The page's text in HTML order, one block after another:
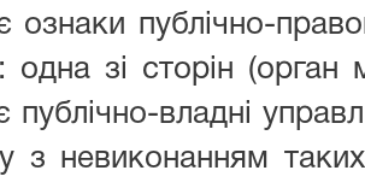
ознаки публічно-
одна зі сторін (орган
публічно-владні
з невиконанням